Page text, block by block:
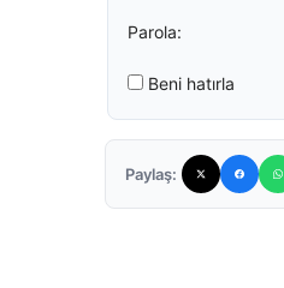
Parola:
Beni hatırla
Paylaş: